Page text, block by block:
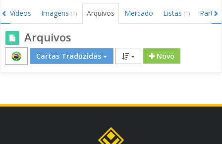
Vídeos Imagens (1) Arquivos Mercado Listas (1)
Arquivos
Cartas Traduzidas Novo